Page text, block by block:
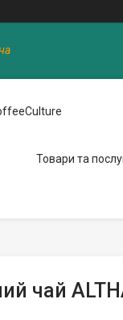
Товари та
чай